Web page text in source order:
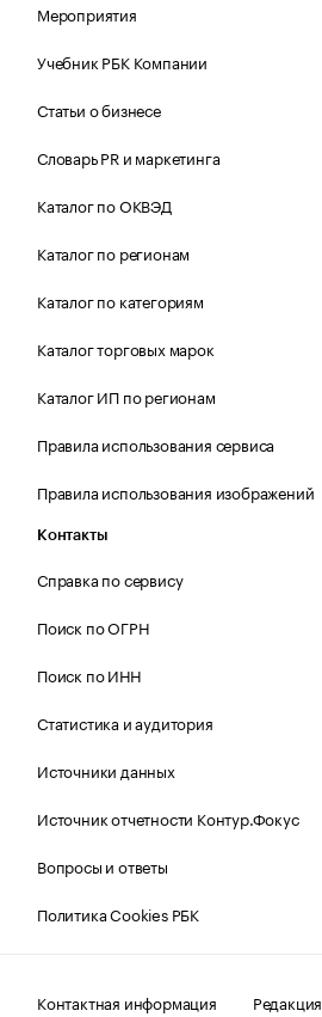
Мероприятия
Учебник РБК Компании
Статьи о бизнесе
Словарь PR и маркетинга
Каталог по ОКВЭД
Каталог по регионам
Каталог по категориям
Каталог торговых марок
Каталог ИП по регионам
Правила использования сервиса
Правила использования изображений
Контакты
Справка по сервису
Поиск по ОГРН
Поиск по ИНН
Статистика и аудитория
Источники данных
Источник отчетности Контур.Фокус
Вопросы и ответы
Политика Cookies РБК
Контактная информация Редакция